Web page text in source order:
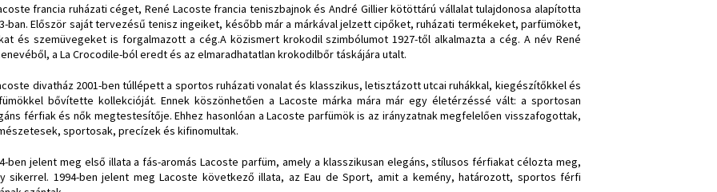
francia ruházati céget, René Lacoste francia teniszbajnok és André Gillier kötöttárú vállalat tulajdonosa alapította
ban. Először saját tervezésű tenisz ingeiket, később már a márkával jelzett cipőket, ruházati termékeket, parfümöket,
és szemüvegeket is forgalmazott a cég.A közismert krokodil szimbólumot 1927-től alkalmazta a cég. A név René
a La Crocodile-ból eredt és az elmaradhatatlan krokodilbőr táskájára utalt.
divatház 2001-ben túllépett a sportos ruházati vonalat és klasszikus, letisztázott utcai ruhákkal, kiegészítőkkel és
bővítette kollekcióját. Ennek köszönhetően a Lacoste márka mára már egy életérzéssé vált: a sportosan
férfiak és nők megtestesítője. Ehhez hasonlóan a Lacoste parfümök is az irányzatnak megfelelően visszafogottak,
sportosak, precízek és kifinomultak.
ben jelent meg első illata a fás-aromás Lacoste parfüm, amely a klasszikusan elegáns, stílusos férfiakat célozta meg,
sikerrel. 1994-ben jelent meg Lacoste következő illata, az Eau de Sport, amit a kemény, határozott, sportos férfi